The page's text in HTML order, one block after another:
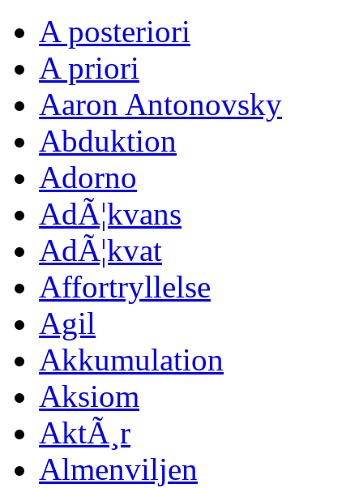
A posteriori
A priori
Aaron Antonovsky
Abduktion
Adorno
AdÃ¦kvans
AdÃ¦kvat
Affortryllelse
Agil
Akkumulation
Aksiom
AktÃ¸r
Almenviljen